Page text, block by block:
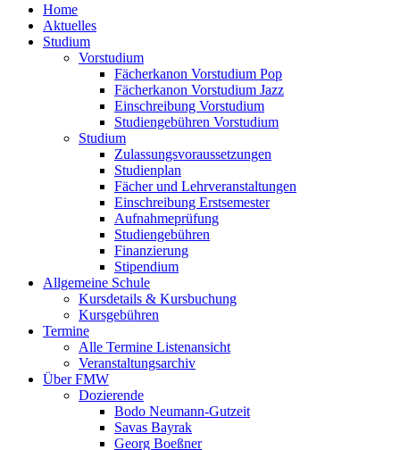
Home
Aktuelles
Studium
Vorstudium
Fächerkanon Vorstudium Pop
Fächerkanon Vorstudium Jazz
Einschreibung Vorstudium
Studiengebühren Vorstudium
Studium
Zulassungsvoraussetzungen
Studienplan
Fächer und Lehrveranstaltungen
Einschreibung Erstsemester
Aufnahmeprüfung
Studiengebühren
Finanzierung
Stipendium
Allgemeine Schule
Kursdetails & Kursbuchung
Kursgebühren
Termine
Alle Termine Listenansicht
Veranstaltungsarchiv
Über FMW
Dozierende
Bodo Neumann-Gutzeit
Savas Bayrak
Georg Boeßner